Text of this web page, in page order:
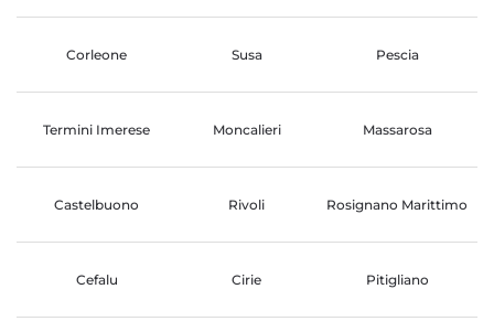
Corleone Susa Pescia
Termini Imerese Moncalieri Massarosa
Castelbuono Rivoli Rosignano Marittimo
Cefalu Cirie Pitigliano